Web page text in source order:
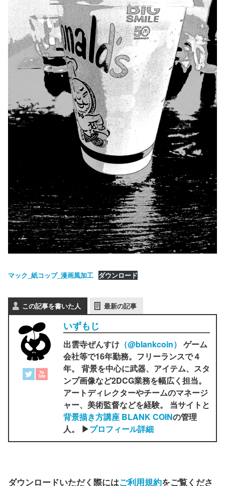
マック_紙コップ_漫画風加工 ダウンロード
この記事を書いた人 最新の記事
いずもじ
出雲寺ぜんすけ （‎@blankcoin） ゲーム
会社等で16年勤務。フリーランスで４
年。 背景を中心に武器、アイテム、スタ
ンプ画像など2DCG業務を幅広く担当。
アートディレクターやチームのマネージ
ャー、美術監督などを経験。 当サイトと
背景描き方講座 BLANK COINの管理
人。 ▶プロフィール詳細
ダウンロードいただく際にはご利用規約をご覧くださ